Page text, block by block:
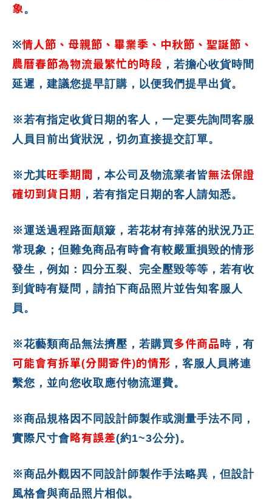
象。
※情人節、母親節、畢業季、中秋節、聖誕節、
農曆春節為物流最繁忙的時段 ，若擔心收貨時間
延遲，建議您提早訂購，以便我們提早出貨。
※若有指定收貨日期的客人，一定要先詢問客服
人員目前出貨狀況，切勿直接提交訂單。
※尤其旺季期間 ，本公司及物流業者皆無法保證
確切到貨日期 ，若有指定日期的客人請知悉。
※運送過程路面顛簸，若花材有掉落的狀況乃正
常現象；但難免商品有時會有較嚴重損毀的情形
發生，例如：四分五裂、完全壓毀等等，若有收
到貨時有疑問，請拍下商品照片並告知客服人
員。
※花藝類商品無法擠壓，若購買多件商品 時，有
可能會有拆單(分開寄件)的情形 ，客服人員將連
繫您，並向您收取應付物流運費。
※商品規格因不同設計師製作或測量手法不同，
實際尺寸會略有誤差(約1~3公分)。
※商品外觀因不同設計師製作手法略異，但設計
風格會與商品照片相似。